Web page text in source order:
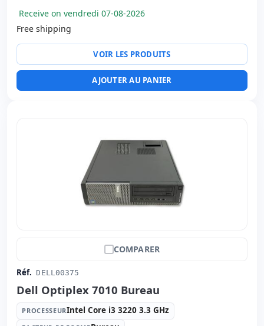
Graphique: Intel UHD Graphics 630
Son: High Definition Audio
Réseau: INTEL I219-V Gigabit Ethernet
Système opératif: Windows 11 Pro
Ports: 2x USB 2.0 · USB-C · 3x USB 3.1
Led 21.5 '' FullHD avec Haut-parleurs · 16: 9 ·
Affichage spécifique: Stand VESA · Base · Réglable en
RJ-45 · WIFI · Bluetooth
hR emballage
49.8x43x23 cm.
Receive on vendredi 07-08-2026
Free shipping
VOIR LES PRODUITS
AJOUTER AU PANIER
COMPARER
Réf. DELL00375
Dell Optiplex 7010 Bureau
PROCESSEURIntel Core i3 3220 3.3 GHz